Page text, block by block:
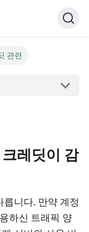
관련
레딧이 감
니다. 만약 계정
하신 트래픽 양